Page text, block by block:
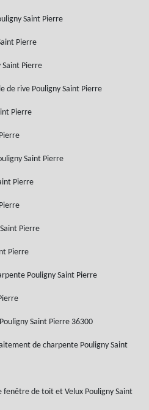
Saint Pierre
Pierre
Saint Pierre
de rive Pouligny Saint Pierre
Pierre
Saint Pierre
Pierre
Pierre
Pierre
Pouligny Saint Pierre
Saint Pierre 36300
de charpente Pouligny Saint
fenêtre de toit et Velux Pouligny Saint